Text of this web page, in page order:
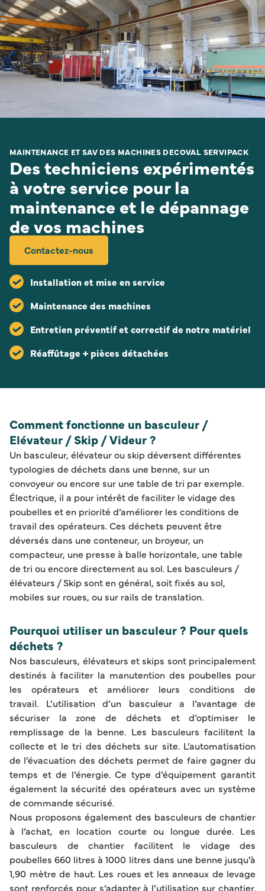
MAINTENANCE ET SAV DES MACHINES DECOVAL SERVIPACK
Des techniciens expérimentés
à votre service pour la
maintenance et le dépannage
de vos machines
Contactez-nous
Installation et mise en service
Maintenance des machines
Entretien préventif et correctif de notre matériel
Réaffûtage + pièces détachées
Comment fonctionne un basculeur /
Elévateur / Skip / Videur ?
Un basculeur, élévateur ou skip déversent différentes
typologies de déchets dans une benne, sur un
convoyeur ou encore sur une table de tri par exemple.
Électrique, il a pour intérêt de faciliter le vidage des
poubelles et en priorité d’améliorer les conditions de
travail des opérateurs. Ces déchets peuvent être
déversés dans une conteneur, un broyeur, un
compacteur, une presse à balle horizontale, une table
de tri ou encore directement au sol. Les basculeurs /
élévateurs / Skip sont en général, soit fixés au sol,
mobiles sur roues, ou sur rails de translation.
Pourquoi utiliser un basculeur ? Pour quels
déchets ?
Nos basculeurs, élévateurs et skips sont principalement
destinés à faciliter la manutention des poubelles pour
les opérateurs et améliorer leurs conditions de
travail. L’utilisation d’un basculeur a l’avantage de
sécuriser la zone de déchets et d’optimiser le
remplissage de la benne. Les basculeurs facilitent la
collecte et le tri des déchets sur site. L’automatisation
de l’évacuation des déchets permet de faire gagner du
temps et de l’énergie. Ce type d’équipement garantit
également la sécurité des opérateurs avec un système
de commande sécurisé.
Nous proposons également des basculeurs de chantier
à l’achat, en location courte ou longue durée. Les
basculeurs de chantier facilitent le vidage des
poubelles 660 litres à 1000 litres dans une benne jusqu’à
1,90 mètre de haut. Les roues et les anneaux de levage
sont renforcés pour s’adapter à l’utilisation sur chantier.